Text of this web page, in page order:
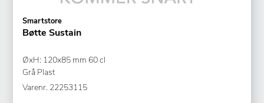
Smartstore
Bøtte Sustain
ØxH: 120x85 mm 60 cl
Grå Plast
Varenr. 22253115